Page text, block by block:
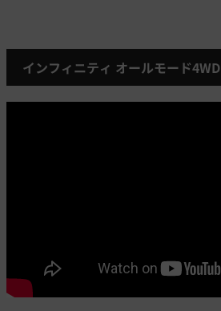
インフィニティ オールモード4WD